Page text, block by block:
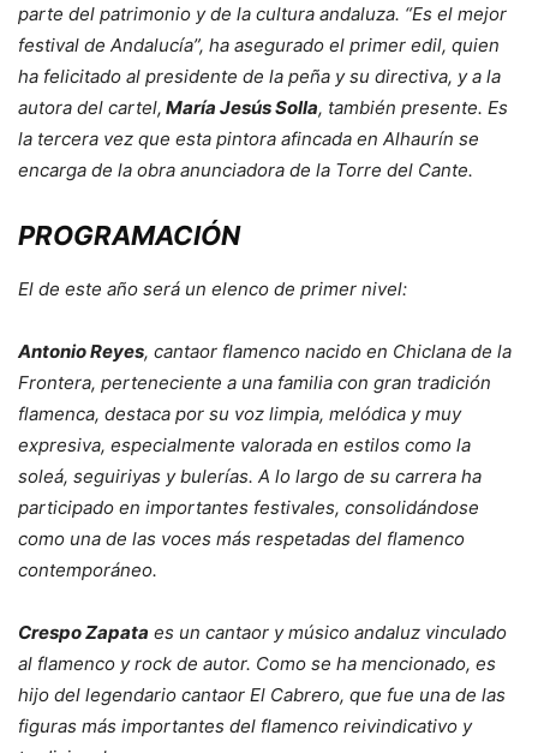
parte del patrimonio y de la cultura andaluza. “Es el mejor
festival de Andalucía”, ha asegurado el primer edil, quien
ha felicitado al presidente de la peña y su directiva, y a la
autora del cartel, María Jesús Solla, también presente. Es
la tercera vez que esta pintora afincada en Alhaurín se
encarga de la obra anunciadora de la Torre del Cante.
PROGRAMACIÓN
El de este año será un elenco de primer nivel:
Antonio Reyes, cantaor flamenco nacido en Chiclana de la
Frontera, perteneciente a una familia con gran tradición
flamenca, destaca por su voz limpia, melódica y muy
expresiva, especialmente valorada en estilos como la
soleá, seguiriyas y bulerías. A lo largo de su carrera ha
participado en importantes festivales, consolidándose
como una de las voces más respetadas del flamenco
contemporáneo.
Crespo Zapata es un cantaor y músico andaluz vinculado
al flamenco y rock de autor. Como se ha mencionado, es
hijo del legendario cantaor El Cabrero, que fue una de las
figuras más importantes del flamenco reivindicativo y